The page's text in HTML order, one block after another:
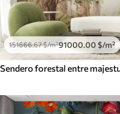
151666.67$/m²91000 .00 $/m²